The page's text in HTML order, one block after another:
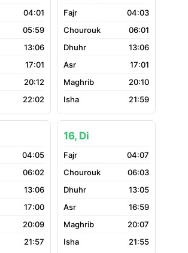
04:01
05:59
13:06
17:01
20:12
22:02
04:03
06:01
13:06
17:01
20:10
21:59
04:05
06:02
13:06
17:00
20:09
21:57
16, Di
04:07
06:03
13:05
16:59
20:07
21:55